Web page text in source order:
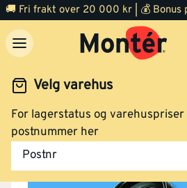
Velg varehus
For lagerstatus og
postnummer her
Postnr
Grunnarbeid